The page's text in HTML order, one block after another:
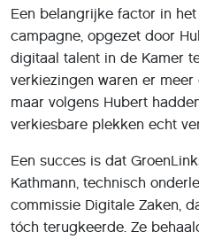
Een belangrijke factor in
campagne, opgezet door
digitaal talent in de Kamer
verkiezingen waren er
maar volgens Hubert
verkiesbare plekken echt
Een succes is dat
Kathmann, technisch
commissie Digitale Zaken,
tóch terugkeerde. Ze